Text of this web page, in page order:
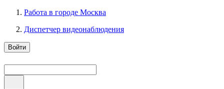
Работа в городе Москва
Диспетчер видеонаблюдения
Войти